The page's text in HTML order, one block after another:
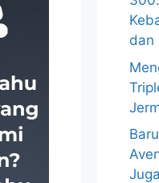
dan